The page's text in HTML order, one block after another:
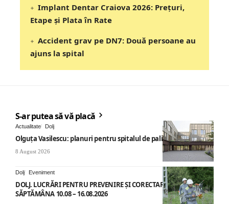
Implant Dentar Craiova 2026: Preţuri,
Etape şi Plata în Rate
Accident grav pe DN7: Două persoane au
ajuns la spital
S-ar putea să vă placă
Actualitate Dolj
Olguța Vasilescu: planuri pentru spitalul de paliație
8 August 2026
Dolj Eveniment
DOLJ. LUCRĂRI PENTRU PREVENIRE ȘI CORECTARE AVARII –
SĂPTĂMÂNA 10.08 – 16.08.2026